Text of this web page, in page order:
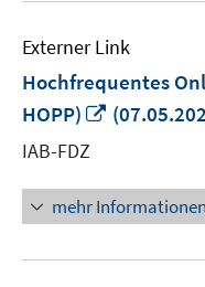
Externer Link
Hochfrequentes
HOPP)
In
öffnen
IAB-FDZ
mehr Informationen